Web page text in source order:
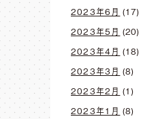
2023年6月 (17)
2023年5月 (20)
2023年4月 (18)
2023年3月 (8)
2023年2月 (1)
2023年1月 (8)